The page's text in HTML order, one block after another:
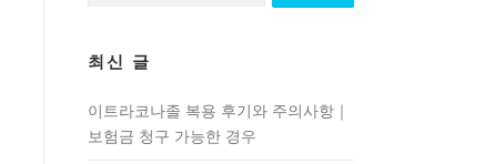
최신 글
이트라코나졸 복용 후기와 주의사항｜
보험금 청구 가능한 경우